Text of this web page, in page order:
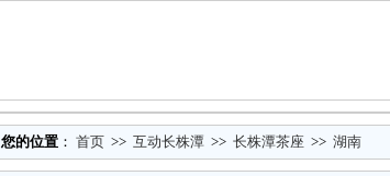
您的位置 ： 首页 >> 互动长株潭 >> 长株潭茶座 >> 湖南